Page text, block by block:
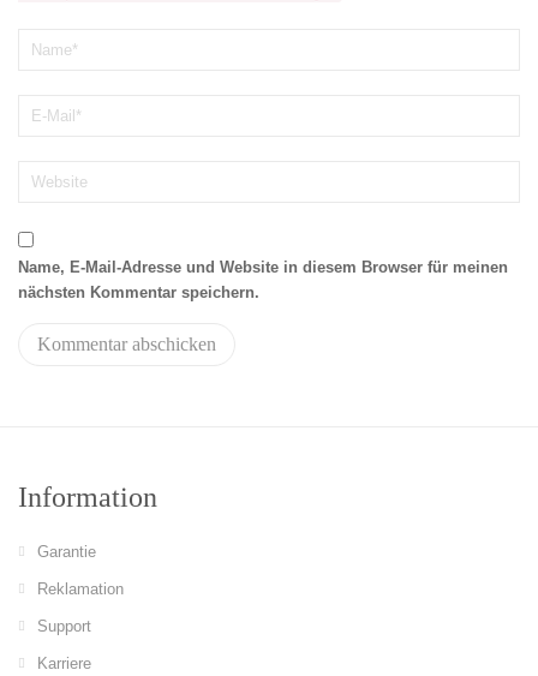
Name, E-Mail-Adresse und Website in diesem Browser für meinen
nächsten Kommentar speichern.
Information
Garantie
Reklamation
Support
Karriere